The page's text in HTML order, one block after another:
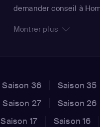
demander conseil à
démons le rattrapent et
Montrer plus
Saison 36 Saison 35
Saison 27 Saison 26
Saison 17 Saison 16